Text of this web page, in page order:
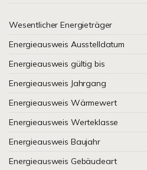
Wesentlicher Energieträger
Energieausweis Ausstelldatum
Energieausweis gültig bis
Energieausweis Jahrgang
Energieausweis Wärmewert
Energieausweis Werteklasse
Energieausweis Baujahr
Energieausweis Gebäudeart